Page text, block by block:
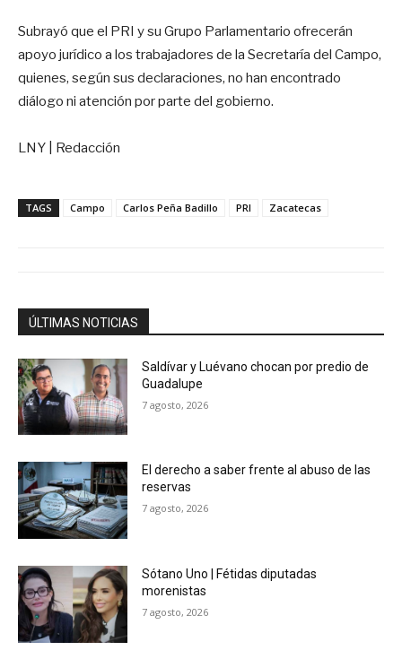
Subrayó que el PRI y su Grupo Parlamentario ofrecerán
apoyo jurídico a los trabajadores de la Secretaría del Campo,
quienes, según sus declaraciones, no han encontrado
diálogo ni atención por parte del gobierno.
LNY | Redacción
TAGS Campo Carlos Peña Badillo PRI Zacatecas
ÚLTIMAS NOTICIAS
Saldívar y Luévano chocan por predio de
Guadalupe
7 agosto, 2026
El derecho a saber frente al abuso de las
reservas
7 agosto, 2026
Sótano Uno | Fétidas diputadas
morenistas
7 agosto, 2026